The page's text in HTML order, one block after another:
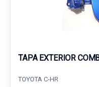
TAPA EXTERIOR
TOYOTA C-HR